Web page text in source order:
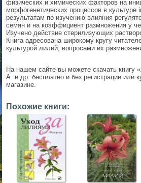
физических и химических факторов на
морфогенетических процессов в
результатам по изучению влияния
семян и на коэффициент размножения у
Изучено действие стерилизующих
Книга адресована широкому кругу
культурой лилий, вопросами их
На нашем сайте вы можете скачать книгу
А. и др. бесплатно и без регистрации или
магазине.
Похожие книги:
▼
▼